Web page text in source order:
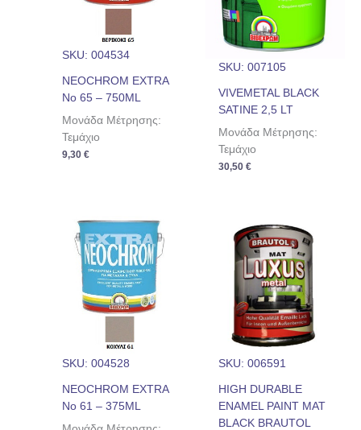
SKU: 004534
NEOCHROM EXTRA
No 65 – 750ML
Μονάδα Μέτρησης:
Τεμάχιο
9,30€
SKU: 007105
VIVEMETAL BLACK
SATINE 2,5 LT
Μονάδα Μέτρησης:
Τεμάχιο
30,50 €
SKU: 004528
NEOCHROM EXTRA
No 61 – 375ML
SKU: 006591
HIGH DURABLE
ENAMEL PAINT MAT
BLACK BRAUTOL